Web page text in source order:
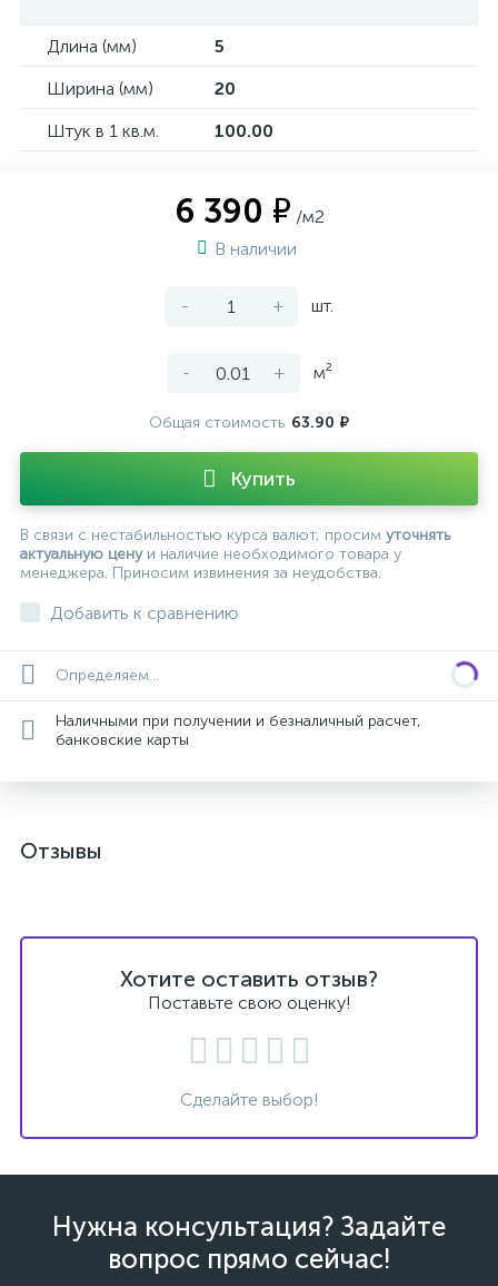
Длина (мм)
5
Ширина (мм)
20
Штук в 1 кв.м.
100.00
6 390 ₽ /м2
В наличии
- + шт.
- + м²
Общая стоимость 63.90 ₽
Купить
В связи с нестабильностью курса валют, просим уточнять
актуальную ценуи наличие необходимого товара у
менеджера. Приносим извинения за неудобства.
Добавить к сравнению
Определяем...
Наличными при получении и безналичный расчет,
банковские карты
Отзывы
Хотите оставить отзыв?
Поставьте свою оценку!
Сделайте выбор!
Нужна консультация? Задайте
вопрос прямо сейчас!